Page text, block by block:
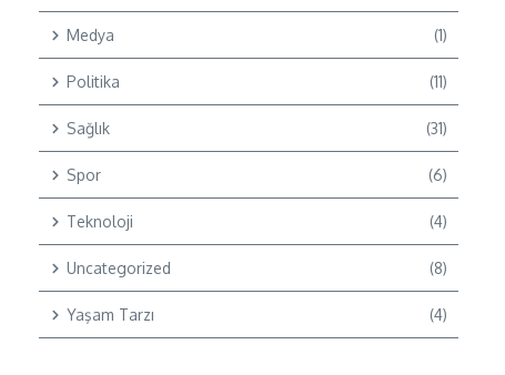
Medya (1)
Politika (11)
Sağlık (31)
Spor (6)
Teknoloji (4)
Uncategorized (8)
Yaşam Tarzı (4)